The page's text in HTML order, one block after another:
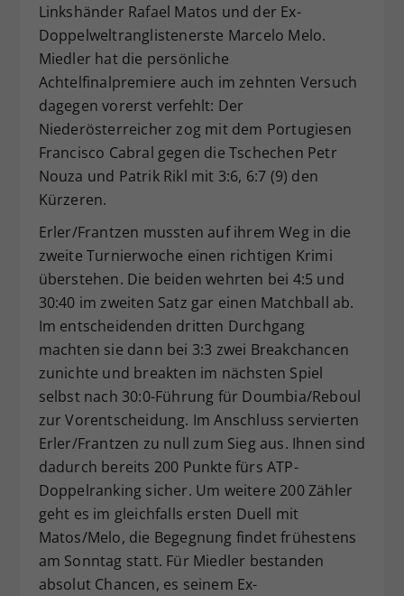
Linkshänder Rafael Matos und der Ex-
Doppelweltranglistenerste Marcelo Melo.
Miedler hat die persönliche
Achtelfinalpremiere auch im zehnten Versuch
dagegen vorerst verfehlt: Der
Niederösterreicher zog mit dem Portugiesen
Francisco Cabral gegen die Tschechen Petr
Nouza und Patrik Rikl mit 3:6, 6:7 (9) den
Kürzeren.
Erler/Frantzen mussten auf ihrem Weg in die
zweite Turnierwoche einen richtigen Krimi
überstehen. Die beiden wehrten bei 4:5 und
30:40 im zweiten Satz gar einen Matchball ab.
Im entscheidenden dritten Durchgang
machten sie dann bei 3:3 zwei Breakchancen
zunichte und breakten im nächsten Spiel
selbst nach 30:0-Führung für Doumbia/Reboul
zur Vorentscheidung. Im Anschluss servierten
Erler/Frantzen zu null zum Sieg aus. Ihnen sind
dadurch bereits 200 Punkte fürs ATP-
Doppelranking sicher. Um weitere 200 Zähler
geht es im gleichfalls ersten Duell mit
Matos/Melo, die Begegnung findet frühestens
am Sonntag statt. Für Miedler bestanden
absolut Chancen, es seinem Ex-